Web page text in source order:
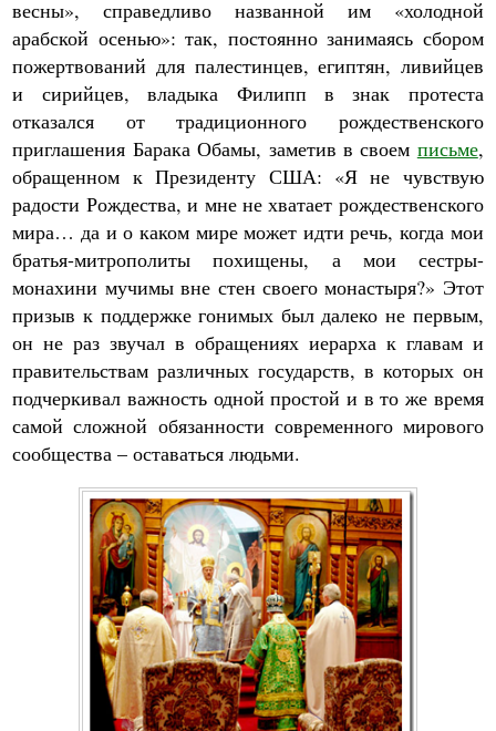
весны», справедливо названной им «холодной
арабской осенью»: так, постоянно занимаясь сбором
пожертвований для палестинцев, египтян, ливийцев
и сирийцев, владыка Филипп в знак протеста
отказался от традиционного рождественского
приглашения Барака Обамы, заметив в своем письме,
обращенном к Президенту США: «Я не чувствую
радости Рождества, и мне не хватает рождественского
мира… да и о каком мире может идти речь, когда мои
братья-митрополиты похищены, а мои сестры-
монахини мучимы вне стен своего монастыря?» Этот
призыв к поддержке гонимых был далеко не первым,
он не раз звучал в обращениях иерарха к главам и
правительствам различных государств, в которых он
подчеркивал важность одной простой и в то же время
самой сложной обязанности современного мирового
сообщества – оставаться людьми.